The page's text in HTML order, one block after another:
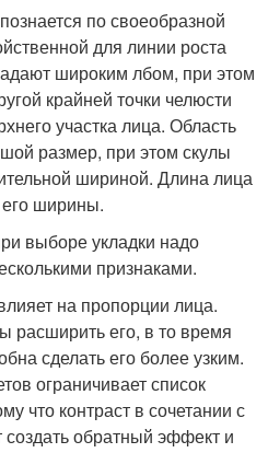
по своеобразной
для линии роста
широким лбом, при этом
крайней точки челюсти
участка лица. Область
размер, при этом скулы
шириной. Длина лица
ширины.
выборе укладки надо
признаками.
на пропорции лица.
расширить его, в то время
сделать его более узким.
ограничивает список
что контраст в сочетании с
обратный эффект и